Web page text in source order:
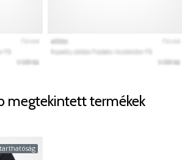
megtekintett termékek